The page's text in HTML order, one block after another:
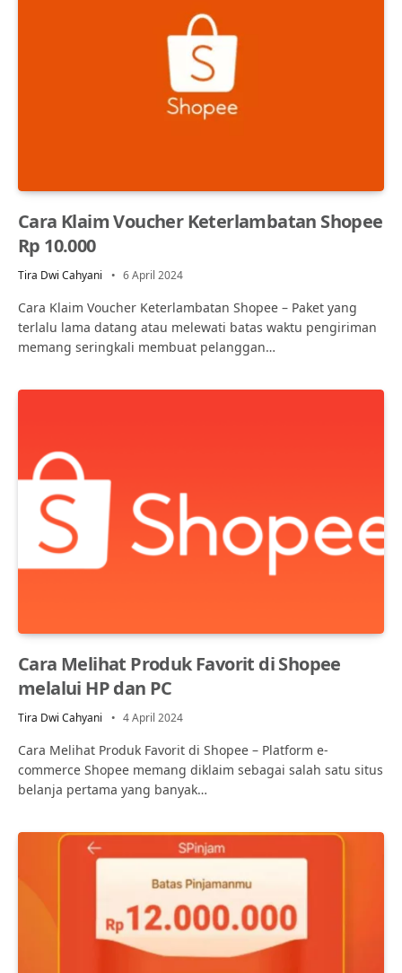
Cara Klaim Voucher Keterlambatan Shopee
Rp 10.000
Tira Dwi Cahyani 6 April 2024
Cara Klaim Voucher Keterlambatan Shopee – Paket yang
terlalu lama datang atau melewati batas waktu pengiriman
memang seringkali membuat pelanggan…
Cara Melihat Produk Favorit di Shopee
melalui HP dan PC
Tira Dwi Cahyani 4 April 2024
Cara Melihat Produk Favorit di Shopee – Platform e-
commerce Shopee memang diklaim sebagai salah satu situs
belanja pertama yang banyak…